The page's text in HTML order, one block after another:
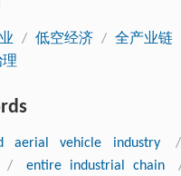
/ 低空经济 / 全产业链
aerial vehicle industry /
/ entire industrial chain